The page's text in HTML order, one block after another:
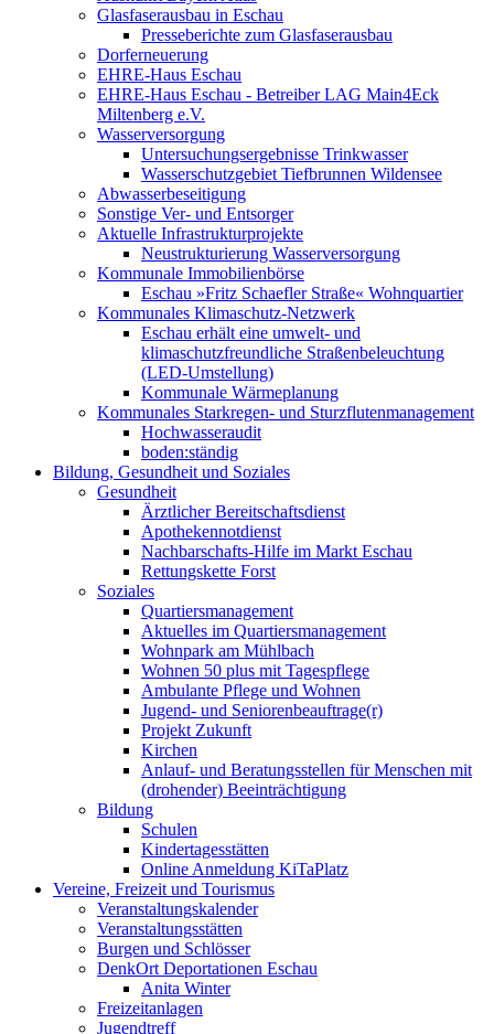
Glasfaserausbau in Eschau
Presseberichte zum Glasfaserausbau
Dorferneuerung
EHRE-Haus Eschau
EHRE-Haus Eschau - Betreiber LAG Main4Eck
Miltenberg e.V.
Wasserversorgung
Untersuchungsergebnisse Trinkwasser
Wasserschutzgebiet Tiefbrunnen Wildensee
Abwasserbeseitigung
Sonstige Ver- und Entsorger
Aktuelle Infrastrukturprojekte
Neustrukturierung Wasserversorgung
Kommunale Immobilienbörse
Eschau »Fritz Schaefler Straße« Wohnquartier
Kommunales Klimaschutz-Netzwerk
Eschau erhält eine umwelt- und
klimaschutzfreundliche Straßenbeleuchtung
(LED-Umstellung)
Kommunale Wärmeplanung
Kommunales Starkregen- und Sturzflutenmanagement
Hochwasseraudit
boden:ständig
Bildung, Gesundheit und Soziales
Gesundheit
Ärztlicher Bereitschaftsdienst
Apothekennotdienst
Nachbarschafts-Hilfe im Markt Eschau
Rettungskette Forst
Soziales
Quartiersmanagement
Aktuelles im Quartiersmanagement
Wohnpark am Mühlbach
Wohnen 50 plus mit Tagespflege
Ambulante Pflege und Wohnen
Jugend- und Seniorenbeauftrage(r)
Projekt Zukunft
Kirchen
Anlauf- und Beratungsstellen für Menschen mit
(drohender) Beeinträchtigung
Bildung
Schulen
Kindertagesstätten
Online Anmeldung KiTaPlatz
Vereine, Freizeit und Tourismus
Veranstaltungskalender
Veranstaltungsstätten
Burgen und Schlösser
DenkOrt Deportationen Eschau
Anita Winter
Freizeitanlagen
Jugendtreff